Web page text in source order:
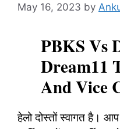
May 16, 2023 by
PBKS Vs
Dream11
And Vice
हेलो दोस्तों स्वागत है।